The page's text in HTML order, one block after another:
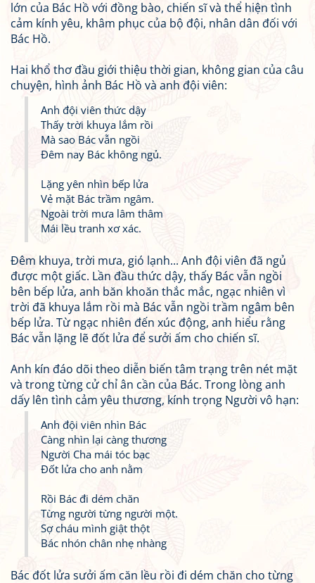
lớn của Bác Hồ với đồng bào, chiến sĩ và thể hiện tình
cảm kính yêu, khâm phục của bộ đội, nhân dân đối với
Bác Hồ.
Hai khổ thơ đầu giới thiệu thời gian, không gian của câu
chuyện, hình ảnh Bác Hồ và anh đội viên:
Anh đội viên thức dậy
Thấy trời khuya lắm rồi
Mà sao Bác vẫn ngồi
Đêm nay Bác không ngủ.
Lặng yên nhìn bếp lửa
Vẻ mặt Bác trầm ngâm.
Ngoài trời mưa lâm thâm
Mái lều tranh xơ xác.
Đêm khuya, trời mưa, gió lạnh... Anh đội viên đã ngủ
được một giấc. Lần đầu thức dậy, thấy Bác vẫn ngồi
bên bếp lửa, anh băn khoăn thắc mắc, ngạc nhiên vì
trời đã khuya lắm rồi mà Bác vẫn ngồi trầm ngâm bên
bếp lửa. Từ ngạc nhiên đến xúc động, anh hiểu rằng
Bác vẫn lặng lẽ đốt lửa để sưởi ấm cho chiến sĩ.
Anh kín đáo dõi theo diễn biến tâm trạng trên nét mặt
và trong từng cử chỉ ân cần của Bác. Trong lòng anh
dấy lên tình cảm yêu thương, kính trọng Người vô hạn:
Anh đội viên nhìn Bác
Càng nhìn lại càng thương
Người Cha mái tóc bạc
Đốt lửa cho anh nằm
Rồi Bác đi dém chăn
Từng người từng người một.
Sợ cháu mình giật thột
Bác nhón chân nhẹ nhàng
Bác đốt lửa sưởi ấm căn lều rồi đi dém chăn cho từng